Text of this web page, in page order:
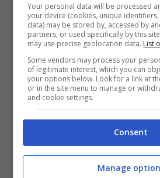
Your personal data will be processed
your device (cookies, unique
data) may be stored by, accessed by
partners, or used specifically by this
may use precise geolocation data. List
Some vendors may process your
of legitimate interest, which you can
your options below. Look for a link at
or in the site menu to manage or
and cookie settings.
Consent
Manage